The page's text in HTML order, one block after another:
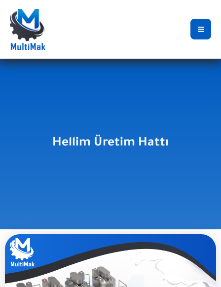
atla
Hellim Üretim Hattı